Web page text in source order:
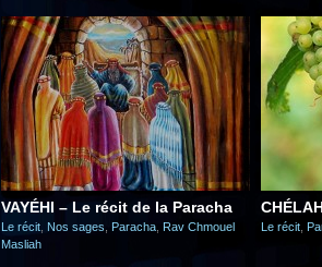
VAYÉHI – Le récit de la Paracha
Le récit Nos sages Paracha Rav Chmouel
Masliah
Le récit